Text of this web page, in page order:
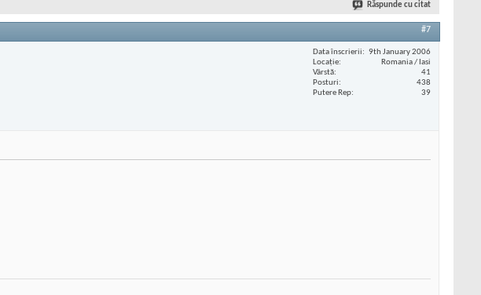
Răspunde cu citat
#7
Data înscrierii
9th January 2006
Locaţie
Romania / Iasi
Vârstă
41
Posturi
438
Putere Rep
39